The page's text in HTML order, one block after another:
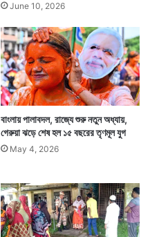
June 10, 2026
বাংলায় পালাবদল, রাজ্যে শুরু নতুন অধ্যায়,
গেরুয়া ঝড়ে শেষ হল ১৫ বছরের তৃণমূল যুগ
May 4, 2026